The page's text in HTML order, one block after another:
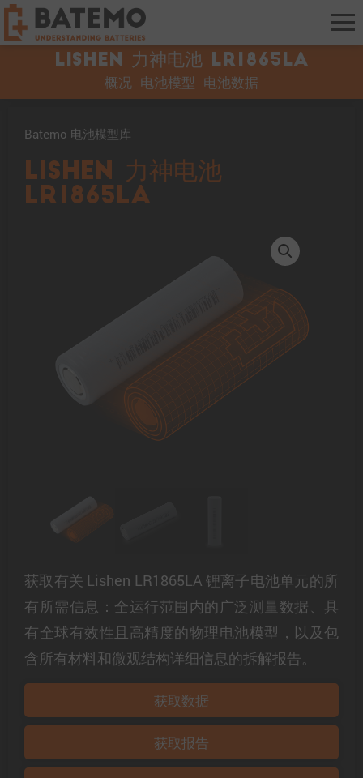
Lishen 力神电池 LR1865LA
概况 电池模型 电池数据
Batemo 电池模型库
Lishen 力神电池
LR1865LA
获取有关 Lishen LR1865LA 锂离子电池单元的所
有所需信息：全运行范围内的广泛测量数据、具
有全球有效性且高精度的物理电池模型，以及包
含所有材料和微观结构详细信息的拆解报告。
获取数据
获取报告